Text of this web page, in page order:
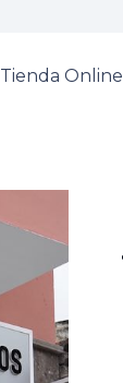
Tienda Online